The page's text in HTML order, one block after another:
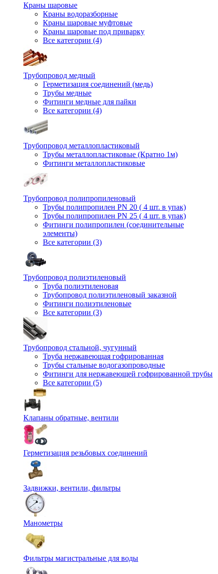
Краны шаровые
Краны водоразборные
Краны шаровые муфтовые
Краны шаровые под приварку
Все категории (4)
Трубопровод медный
Герметизация соединений (медь)
Трубы медные
Фитинги медные для пайки
Все категории (4)
Трубопровод металлопластиковый
Трубы металлопластиковые (Кратно 1м)
Фитинги металлопластиковые
Трубопровод полипропиленовый
Трубы полипропилен PN 20 ( 4 шт. в упак)
Трубы полипропилен PN 25 ( 4 шт. в упак)
Фитинги полипропилен (cоединительные
элементы)
Все категории (3)
Трубопровод полиэтиленовый
Труба полиэтиленовая
Трубопровод полиэтиленовый заказной
Фитинги полиэтиленовые
Все категории (3)
Трубопровод стальной, чугунный
Труба нержавеющая гофрированная
Трубы стальные водогазопроводные
Фитинги для нержавеющей гофрированной трубы
Все категории (5)
Клапаны обратные, вентили
Герметизация резьбовых соединений
Задвижки, вентили, фильтры
Манометры
Фильтры магистральные для воды